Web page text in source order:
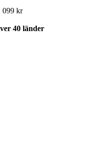
099 kr
40 länder